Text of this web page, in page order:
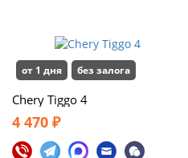
от 1 дня без залога
Chery Tiggo 4
4 470 ₽